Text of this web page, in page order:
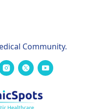
Community.